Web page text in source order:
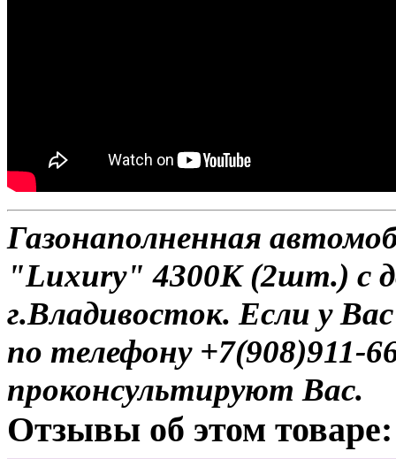
Газонаполненная
"Luxury" 4300К (2шт.) с
г.Владивосток. Если у
по телефону
проконсультируют Вас.
Отзывы об этом товаре: